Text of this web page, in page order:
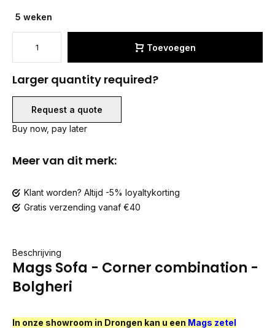
5 weken
Toevoegen
Larger quantity required?
Request a quote
Buy now, pay later
Meer van dit merk:
Klant worden? Altijd -5% loyaltykorting
Gratis verzending vanaf €40
Beschrijving
Mags Sofa - Corner combination -
Bolgheri
In onze showroom in Drongen kan u een Mags zetel